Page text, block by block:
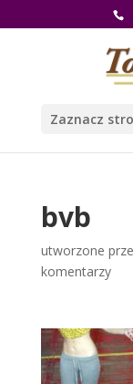
Zaznacz
bvb
utworzone
komentarzy